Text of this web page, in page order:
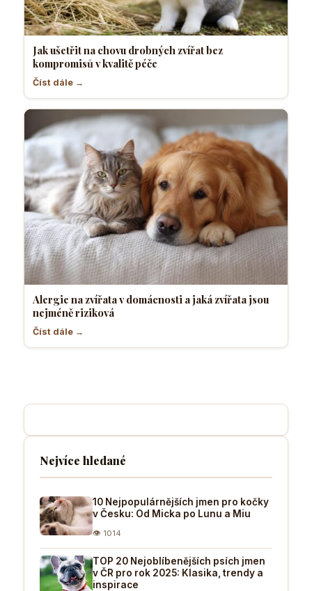
Jak ušetřit na chovu drobných zvířat bez
kompromisů v kvalitě péče
Číst dále →
Alergie na zvířata v domácnosti a jaká zvířata jsou
nejméně riziková
Číst dále →
Nejvíce hledané
10 Nejpopulárnějších jmen pro kočky
v Česku: Od Micka po Lunu a Miu
👁 1014
TOP 20 Nejoblíbenějších psích jmen
v ČR pro rok 2025: Klasika, trendy a
inspirace